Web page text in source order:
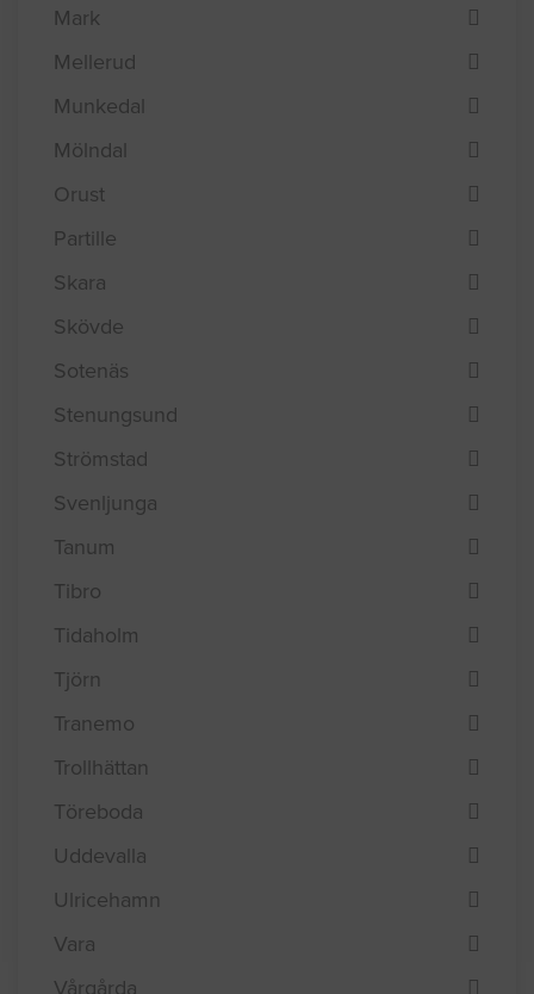
Mark
Mellerud
Munkedal
Mölndal
Orust
Partille
Skara
Skövde
Sotenäs
Stenungsund
Strömstad
Svenljunga
Tanum
Tibro
Tidaholm
Tjörn
Tranemo
Trollhättan
Töreboda
Uddevalla
Ulricehamn
Vara
Vårgårda